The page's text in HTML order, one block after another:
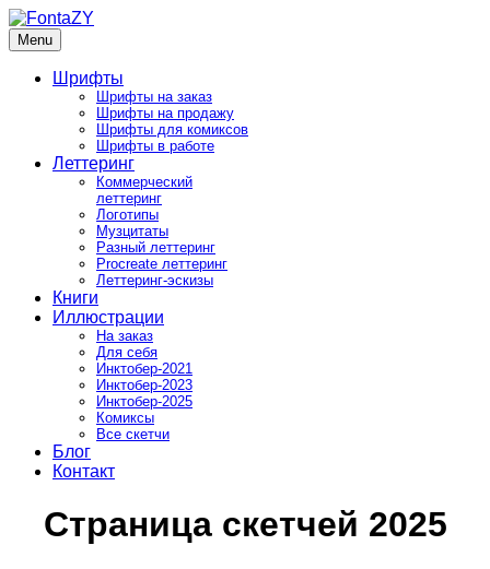
Skip
to
content
FontaZY
Fonts and pictures by Zakhar Yaschin
Menu
Шрифты
Шрифты на заказ
Шрифты на продажу
Шрифты для комиксов
Шрифты в работе
Леттеринг
Коммерческий
леттеринг
Логотипы
Музцитаты
Разный леттеринг
Procreate леттеринг
Леттеринг-эскизы
Книги
Иллюстрации
На заказ
Для себя
Инктобер-2021
Инктобер-2023
Инктобер-2025
Комиксы
Все скетчи
Блог
Контакт
Страница скетчей 2025